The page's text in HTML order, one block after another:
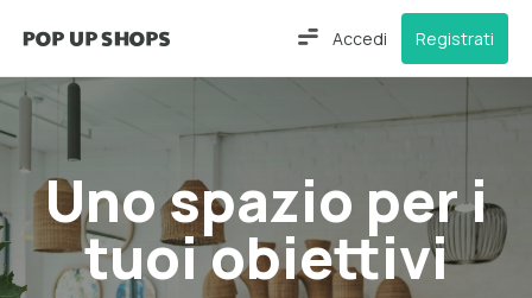
Accedi Registrati
Uno spazio per i
tuoi obiettivi